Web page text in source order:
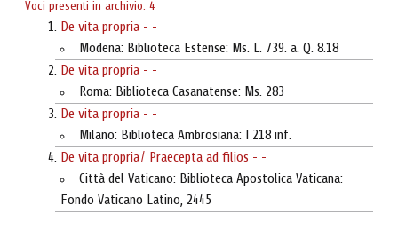
Voci presenti in archivio: 4
De vita propria - -
Modena: Biblioteca Estense: Ms. L. 739. a. Q. 8.18
De vita propria - -
Roma: Biblioteca Casanatense: Ms. 283
De vita propria - -
Milano: Biblioteca Ambrosiana: I 218 inf.
De vita propria/ Praecepta ad filios - -
Città del Vaticano: Biblioteca Apostolica Vaticana:
Fondo Vaticano Latino, 2445